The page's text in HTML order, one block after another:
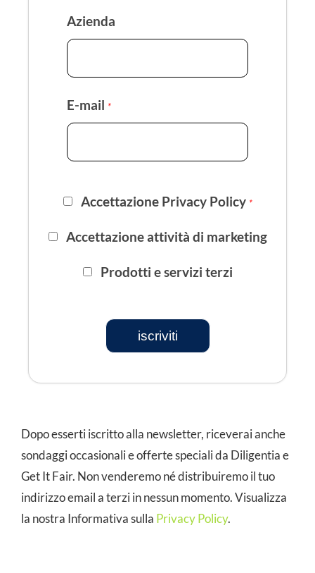
Azienda
E-mail *
Accettazione Privacy Policy *
Accettazione attività di marketing
Prodotti e servizi terzi
iscriviti
Dopo esserti iscritto alla newsletter, riceverai anche
sondaggi occasionali e offerte speciali da Diligentia e
Get It Fair. Non venderemo né distribuiremo il tuo
indirizzo email a terzi in nessun momento. Visualizza
la nostra Informativa sulla Privacy Policy.